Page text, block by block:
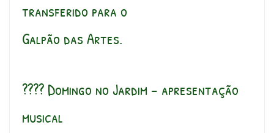
transferido para o
Galpão das Artes.
???? Domingo no Jardim – apresentação
musical